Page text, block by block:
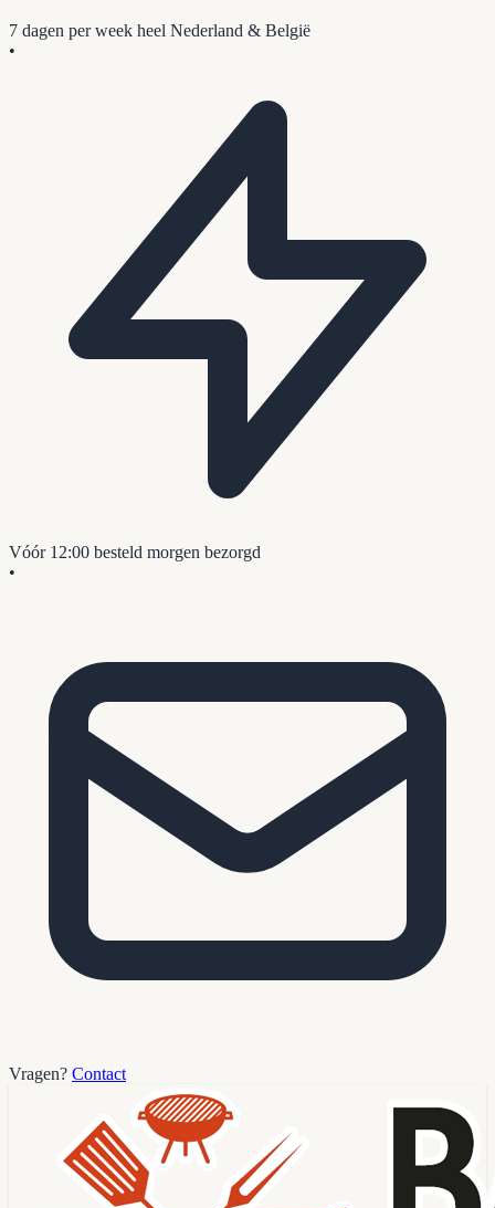
7 dagen per week heel Nederland & België
•
Vóór 12:00 besteld morgen bezorgd
•
Vragen? Contact